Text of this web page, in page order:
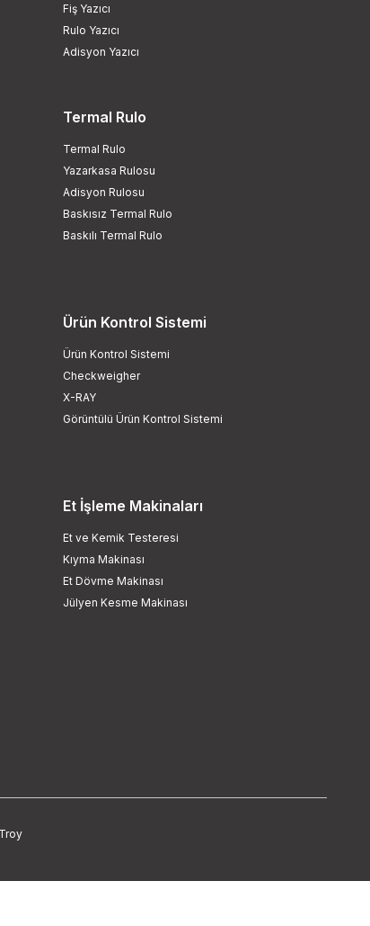
Fiş Yazıcı
Rulo Yazıcı
Adisyon Yazıcı
Termal Rulo
Termal Rulo
Yazarkasa Rulosu
Adisyon Rulosu
Baskısız Termal Rulo
Baskılı Termal Rulo
Ürün Kontrol Sistemi
Ürün Kontrol Sistemi
Checkweigher
X-RAY
Görüntülü Ürün Kontrol Sistemi
Et İşleme Makinaları
Et ve Kemik Testeresi
Kıyma Makinası
Et Dövme Makinası
Jülyen Kesme Makinası